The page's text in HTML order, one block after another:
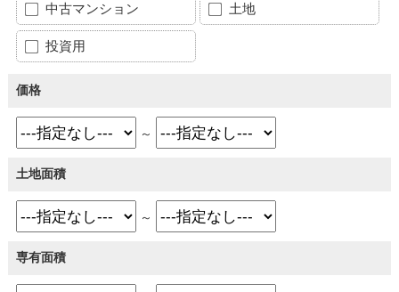
中古マンション 土地
投資用
価格
～
土地面積
～
専有面積